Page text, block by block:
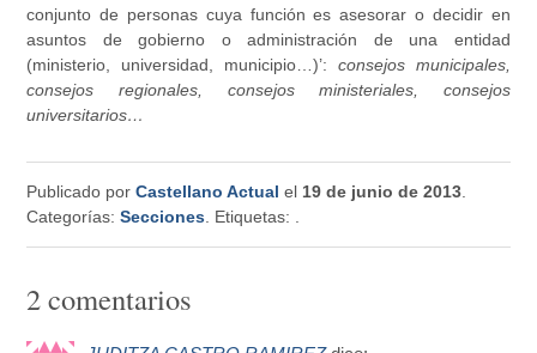
conjunto de personas cuya función es asesorar o decidir en
asuntos de gobierno o administración de una entidad
(ministerio, universidad, municipio…)’: consejos municipales,
consejos regionales, consejos ministeriales, consejos
universitarios…
Publicado porCastellano Actual el 19 de junio de 2013
Categorías:Secciones . Etiquetas:
2 comentarios